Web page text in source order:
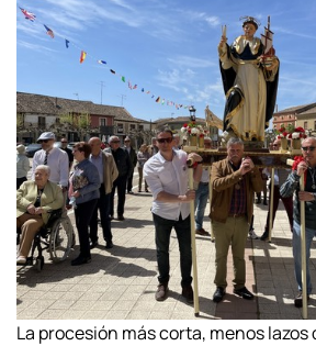
La procesión más corta, menos